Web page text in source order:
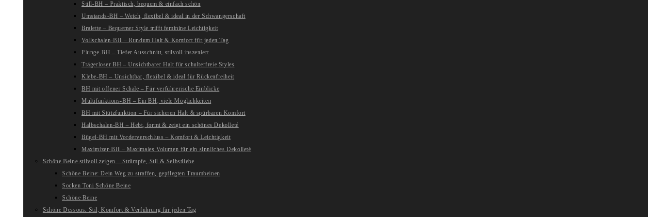
Still-BH – Praktisch, bequem & einfach schön
Umstands-BH – Weich, flexibel & ideal in der Schwangerschaft
Bralette – Bequemer Style trifft feminine Leichtigkeit
Vollschalen-BH – Rundum Halt & Komfort für jeden Tag
Plunge-BH – Tiefer Ausschnitt, stilvoll inszeniert
Trägerloser BH – Unsichtbarer Halt für schulterfreie Styles
Klebe-BH – Unsichtbar, flexibel & ideal für Rückenfreiheit
BH mit offener Schale – Für verführerische Einblicke
Multifunktions-BH – Ein BH, viele Möglichkeiten
BH mit Stützfunktion – Für sicheren Halt & spürbaren Komfort
Halbschalen-BH – Hebt, formt & zeigt ein schönes Dekolleté
Bügel-BH mit Vorderverschluss – Komfort & Leichtigkeit
Maximizer-BH – Maximales Volumen für ein sinnliches Dekolleté
Schöne Beine stilvoll zeigen – Strümpfe, Stil & Selbstliebe
Schöne Beine: Dein Weg zu straffen, gepflegten Traumbeinen
Socken Toni Schöne Beine
Schöne Beine
Schöne Dessous: Stil, Komfort & Verführung für jeden Tag